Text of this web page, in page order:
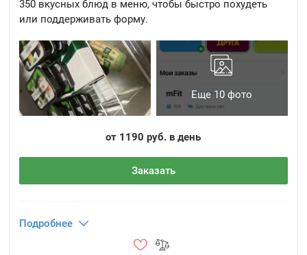
350 вкусных блюд в меню, чтобы быстро похудеть
или поддерживать форму.
Еще 10 фото
от 1190 руб. в день
Заказать
Подробнее